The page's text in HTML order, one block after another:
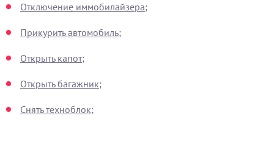
Отключение иммобилайзера;
Прикурить автомобиль;
Открыть капот;
Открыть багажник;
Снять техноблок;